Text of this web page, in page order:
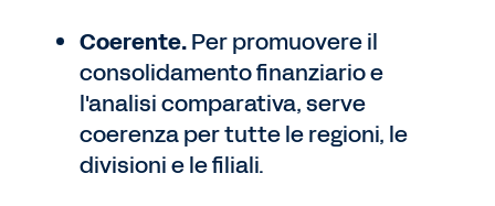
Coerente.Per promuovere il
consolidamento finanziario e
l'analisi comparativa, serve
coerenza per tutte le regioni, le
divisioni e le filiali.